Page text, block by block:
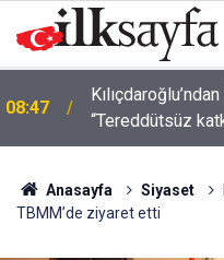
08:36
Erdoğan
ağırlayacak
Anasayfa Siyaset
TBMM’de ziyaret etti